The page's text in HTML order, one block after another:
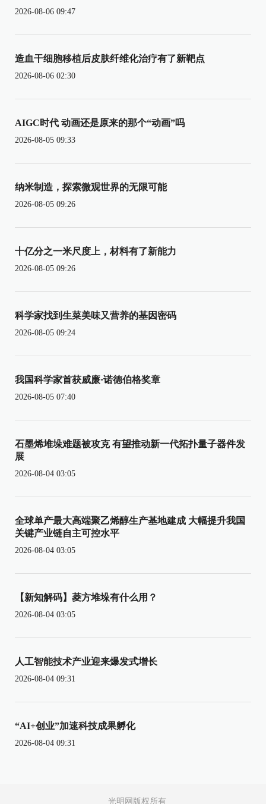
2026-08-06 09:47
造血干细胞移植后皮肤纤维化治疗有了新靶点
2026-08-06 02:30
AIGC时代 动画还是原来的那个“动画”吗
2026-08-05 09:33
纳米制造，探索微观世界的无限可能
2026-08-05 09:26
十亿分之一米尺度上，材料有了新能力
2026-08-05 09:26
科学家找到生菜美味又营养的基因密码
2026-08-05 09:24
我国科学家首获威廉·诺德伯格奖章
2026-08-05 07:40
石墨烯堆垛难题被攻克 有望推动新一代拓扑量子器件发
展
2026-08-04 03:05
全球单产最大高端聚乙烯醇生产基地建成 大幅提升我国
关键产业链自主可控水平
2026-08-04 03:05
【新知解码】菱方堆垛有什么用？
2026-08-04 03:05
人工智能技术产业迎来爆发式增长
2026-08-04 09:31
“AI+创业”加速科技成果孵化
2026-08-04 09:31
光明网版权所有